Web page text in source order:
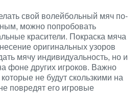
свой волейбольный мяч по-
можно попробовать
красители. Покраска мяча
оригинальных узоров
мячу индивидуальность, но и
фоне других игроков. Важно
не будут скользкими на
повредят его игровые